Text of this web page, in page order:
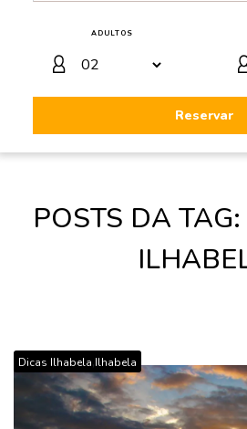
ADULTOS
Reservar
POSTS DA
Dicas Ilhabela,Ilhabela